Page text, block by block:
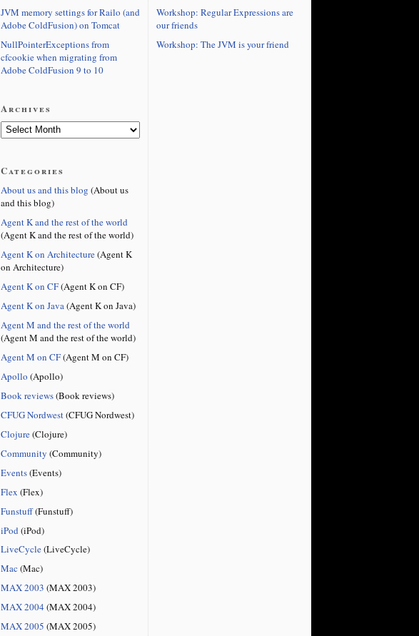
JVM memory settings for Railo (and
Adobe ColdFusion) on Tomcat
NullPointerExceptions from
cfcookie when migrating from
Adobe ColdFusion 9 to 10
Archives
Categories
About us and this blog (About us
and this blog)
Agent K and the rest of the world
(Agent K and the rest of the world)
Agent K on Architecture(Agent K
on Architecture)
Agent K on CF(Agent K on CF)
Agent K on Java(Agent K on Java)
Agent M and the rest of the world
(Agent M and the rest of the world)
Agent M on CF(Agent M on CF)
Apollo (Apollo)
Book reviews(Book reviews)
CFUG Nordwest(CFUG Nordwest)
Clojure(Clojure)
Community (Community)
Events(Events)
Flex (Flex)
Funstuff(Funstuff)
iPod (iPod)
LiveCycle(LiveCycle)
Mac (Mac)
MAX 2003 (MAX 2003)
MAX 2004 (MAX 2004)
MAX 2005 (MAX 2005)
Workshop: Regular Expressions are
our friends
Workshop: The JVM is your friend